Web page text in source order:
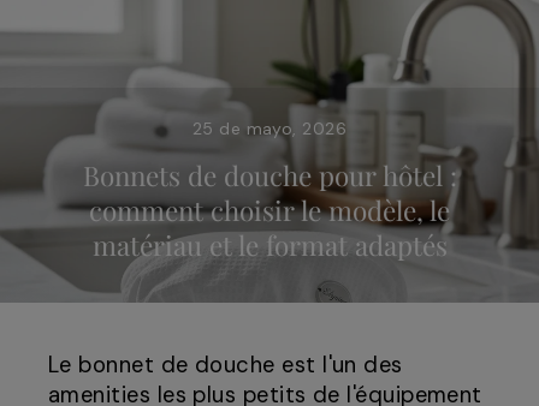
25 de mayo, 2026
Bonnets de douche pour hôtel :
comment choisir le modèle, le
matériau et le format adaptés
Le bonnet de douche est l'un des
amenities les plus petits de l'équipement